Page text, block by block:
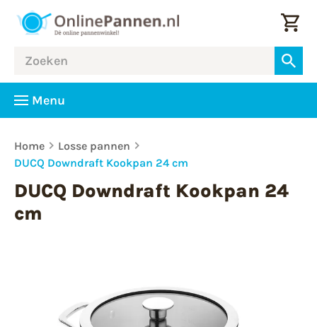
Menu
Home
Losse pannen
DUCQ Downdraft Kookpan 24 cm
DUCQ Downdraft Kookpan 24
cm